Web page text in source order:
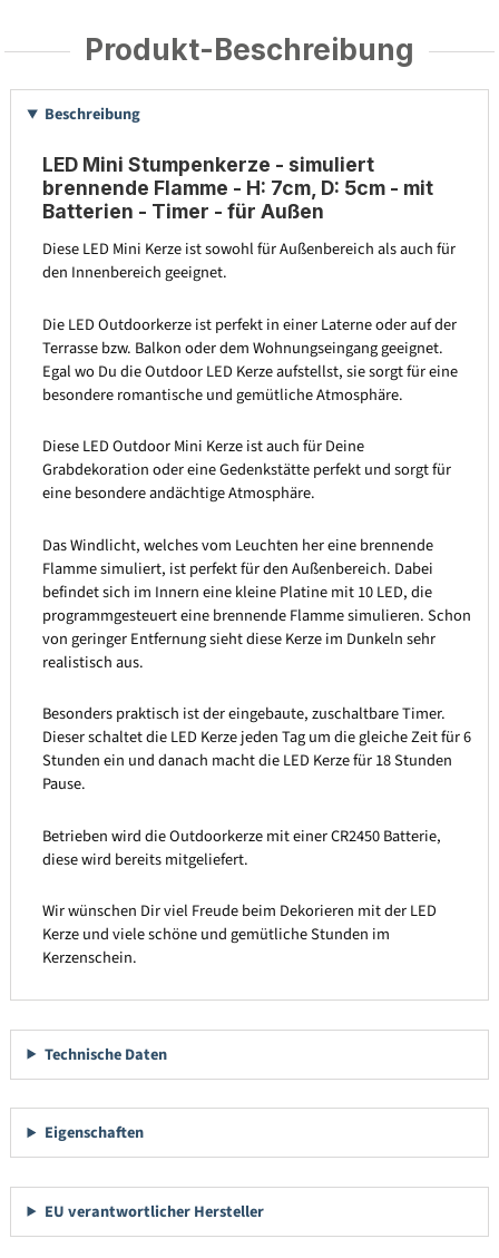
Produkt-Beschreibung
Beschreibung
LED Mini Stumpenkerze - simuliert
brennende Flamme - H: 7cm, D: 5cm - mit
Batterien - Timer - für Außen
Diese LED Mini Kerze ist sowohl für Außenbereich als auch für
den Innenbereich geeignet.
Die LED Outdoorkerze ist perfekt in einer Laterne oder auf der
Terrasse bzw. Balkon oder dem Wohnungseingang geeignet.
Egal wo Du die Outdoor LED Kerze aufstellst, sie sorgt für eine
besondere romantische und gemütliche Atmosphäre.
Diese LED Outdoor Mini Kerze ist auch für Deine
Grabdekoration oder eine Gedenkstätte perfekt und sorgt für
eine besondere andächtige Atmosphäre.
Das Windlicht, welches vom Leuchten her eine brennende
Flamme simuliert, ist perfekt für den Außenbereich. Dabei
befindet sich im Innern eine kleine Platine mit 10 LED, die
programmgesteuert eine brennende Flamme simulieren. Schon
von geringer Entfernung sieht diese Kerze im Dunkeln sehr
realistisch aus.
Besonders praktisch ist der eingebaute, zuschaltbare Timer.
Dieser schaltet die LED Kerze jeden Tag um die gleiche Zeit für 6
Stunden ein und danach macht die LED Kerze für 18 Stunden
Pause.
Betrieben wird die Outdoorkerze mit einer CR2450 Batterie,
diese wird bereits mitgeliefert.
Wir wünschen Dir viel Freude beim Dekorieren mit der LED
Kerze und viele schöne und gemütliche Stunden im
Kerzenschein.
Technische Daten
Eigenschaften
EU verantwortlicher Hersteller